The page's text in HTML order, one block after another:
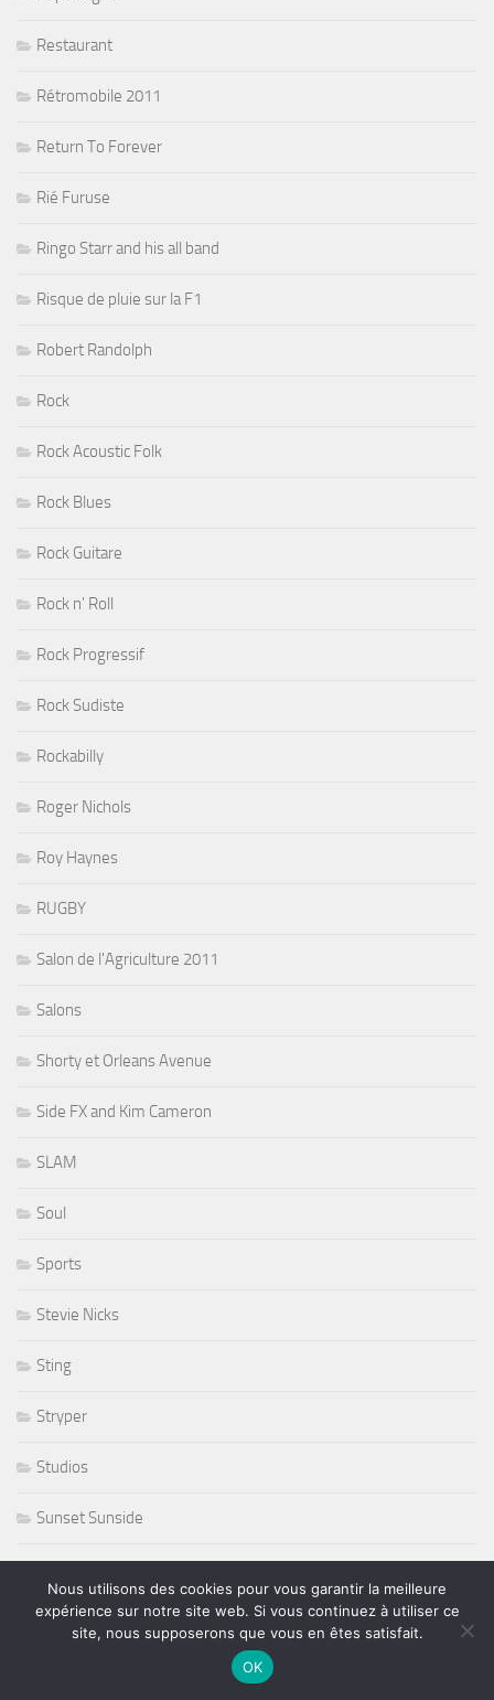
Restaurant
Rétromobile 2011
Return To Forever
Rié Furuse
Ringo Starr and his all band
Risque de pluie sur la F1
Robert Randolph
Rock
Rock Acoustic Folk
Rock Blues
Rock Guitare
Rock n' Roll
Rock Progressif
Rock Sudiste
Rockabilly
Roger Nichols
Roy Haynes
RUGBY
Salon de l'Agriculture 2011
Salons
Shorty et Orleans Avenue
Side FX and Kim Cameron
SLAM
Soul
Sports
Stevie Nicks
Sting
Stryper
Studios
Sunset Sunside
Susan Tedeschi
Nous utilisons des cookies pour vous garantir la meilleure
expérience sur notre site web. Si vous continuez à utiliser ce
site, nous supposerons que vous en êtes satisfait.
OK